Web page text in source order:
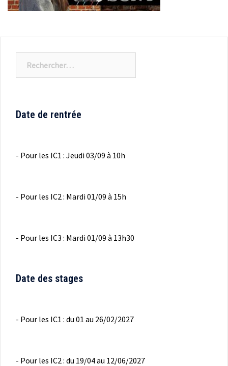
Date de rentrée
- Pour les IC1 : Jeudi 03/09 à 10h
- Pour les IC2 : Mardi 01/09 à 15h
- Pour les IC3 : Mardi 01/09 à 13h30
Date des stages
- Pour les IC1 : du 01 au 26/02/2027
- Pour les IC2 : du 19/04 au 12/06/2027